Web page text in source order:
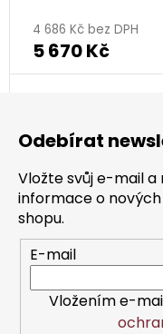
4 686 Kč bez DPH
5 670 Kč
Odebírat
Vložte svůj e-mail
informace o
shopu.
E-mail
Vložením e-